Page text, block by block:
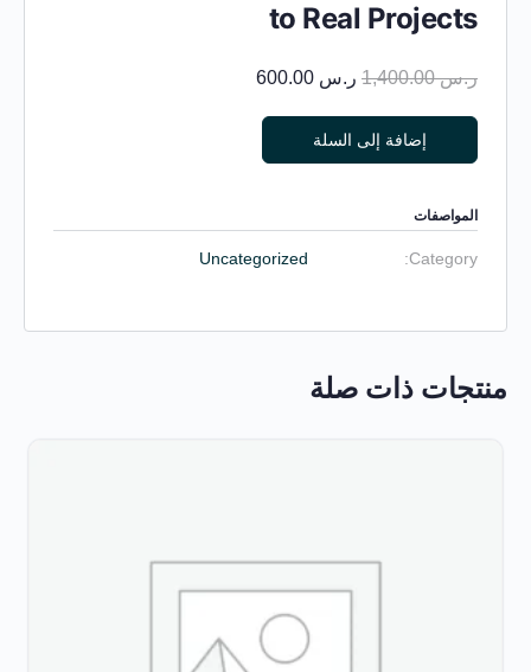
to Real Projects
ر.س1,400.00 ر.س
إضافة إلى السلة
المواصفات
Category:
Uncategorized
منتجات ذات صلة